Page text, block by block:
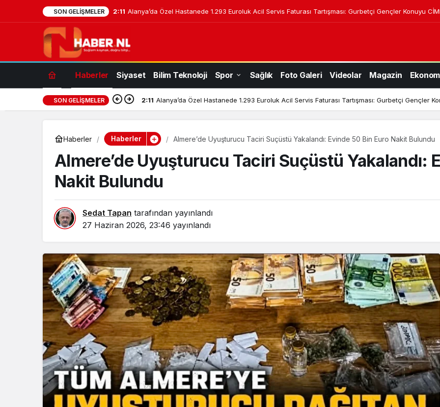
SON GELIŞMELER 2:11 Alanya’da Özel Hastanede 1.293 Euroluk Acil Servis Faturası Tartışması: Gurbetçi Gençler Konuyu
Haberler Siyaset Bilim Teknoloji Spor Sağlık Foto Galeri Videolar Magazin
SON GELIŞMELER 2:11 Alanya’da Özel Hastanede 1.293 Euroluk Acil Servis Faturası Tartışması: Gurbetçi Gençler
Haberler Haberler Almere’de Uyuşturucu Taciri Suçüstü Yakalandı: Evinde 50 Bin Euro Nakit Bulundu
Almere’de Uyuşturucu Taciri Suçüstü Yakalandı:
Nakit Bulundu
Sedat Tapan tarafından yayınlandı
27 Haziran 2026, 23:46 yayınlandı